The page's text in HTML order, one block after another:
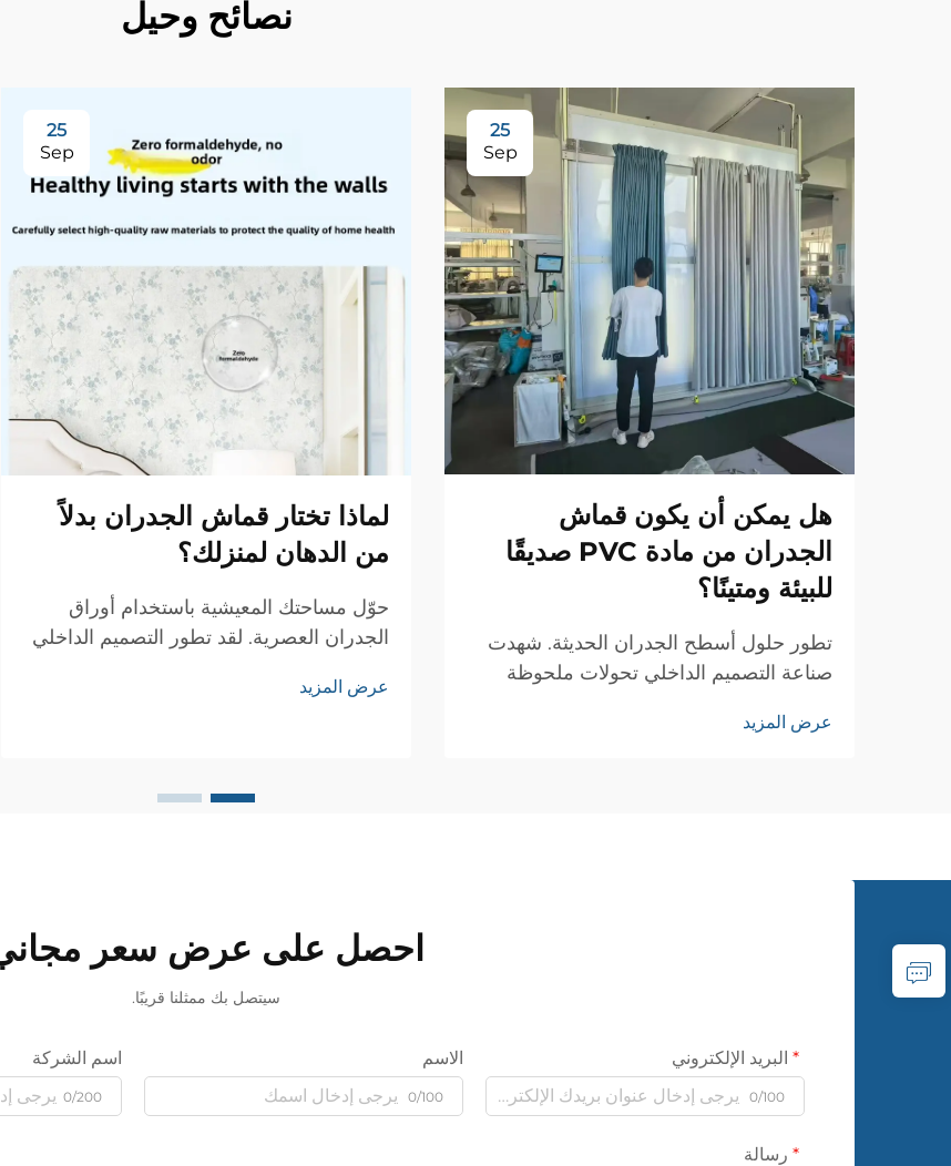
نصائح وحيل
25
Sep
هل يمكن أن يكون قماش
الجدران من مادة PVC صديقًا
للبيئة ومتينًا؟
تطور حلول أسطح الجدران الحديثة. شهدت
صناعة التصميم الداخلي تحولات ملحوظة
البلاستيكي كحل ثوري لأغطية الجدران. وقد
عرض المزيد
25
Sep
لماذا تختار قماش الجدران بدلاً
من الدهان لمنزلك؟
حوّل مساحتك المعيشية باستخدام أوراق
الجدران العصرية. لقد تطور التصميم الداخلي
الابتكارات في علاجات الجدران ورق الجدران.
عرض المزيد
احصل على عرض سعر
سيتصل بك ممثلنا قريبًا.
البريد الإلكتروني
0/100
الاسم
0/100
اسم الشركة
0/200
رسالة